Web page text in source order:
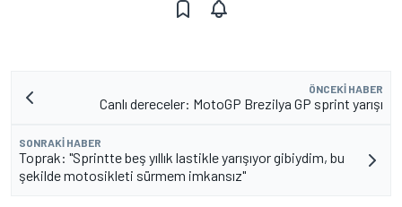
ÖNCEKI HABER
Canlı dereceler: MotoGP Brezilya GP sprint yarışı
SONRAKI HABER
Toprak: "Sprintte beş yıllık lastikle yarışıyor gibiydim, bu
şekilde motosikleti sürmem imkansız"